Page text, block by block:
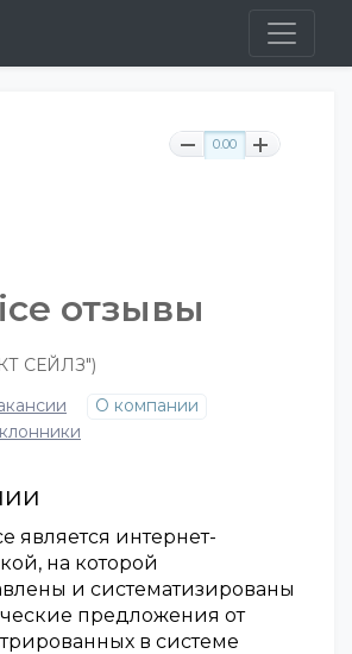
0.00
отзывы
СЕЙЛЗ")
О компании
является интернет-
на которой
и систематизированы
предложения от
в системе